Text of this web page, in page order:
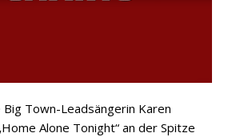
Town-Leadsängerin Karen
Alone Tonight“ an der Spitze